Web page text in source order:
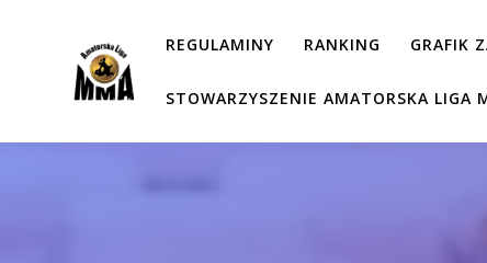
REGULAMINY RANKING GRAFIK
STOWARZYSZENIE AMATORSKA LIGA